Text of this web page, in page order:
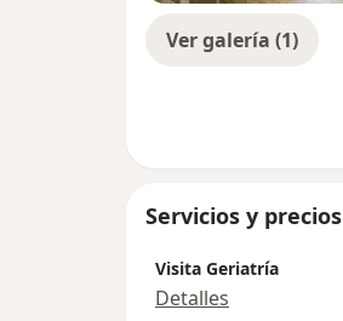
Ver galería (1)
Servicios y precios
Visita Geriatría
Detalles